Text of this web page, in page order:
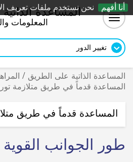
نحن نستخدم ملفات تعريف أنا أفهم المساعدة
المعلومات
تغيير الدور
المساعدة الذاتية على الطريق /
المساعدة قدماً في طريق متلازمة
المساعدة قدماً في طريق
طور الجوانب القوية